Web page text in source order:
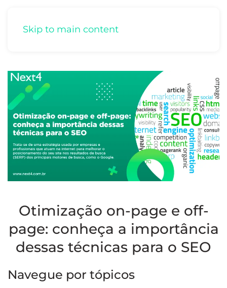
Skip to main content
Otimização on-page e off-
page: conheça a importância
dessas técnicas para o SEO
Navegue por tópicos